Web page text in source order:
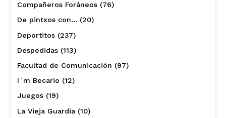
Compañeros Foráneos(76)
De pintxos con… (20)
Deportitos(237)
Despedidas(113)
Facultad de Comunicación (97)
I´m Becario (12)
Juegos(19)
La Vieja Guardia(10)